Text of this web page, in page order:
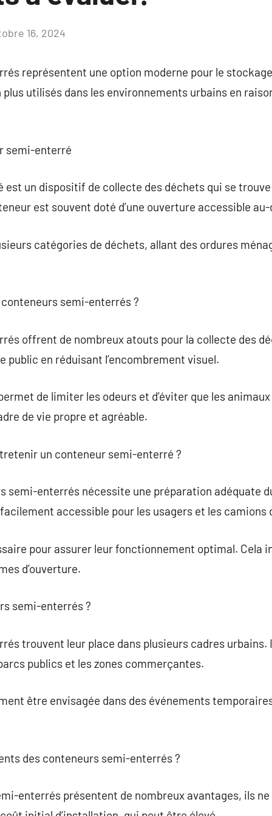
16, 2024
représentent une option moderne pour le
utilisés dans les environnements urbains en
semi-enterré
est un dispositif de collecte des déchets qui se
est souvent doté d’une ouverture accessible
catégories de déchets, allant des ordures
semi-enterrés ?
offrent de nombreux atouts pour la collecte des
public en réduisant l’encombrement visuel.
de limiter les odeurs et d’éviter que les
de vie propre et agréable.
un conteneur semi-enterré ?
semi-enterrés nécessite une préparation adéquate
accessible pour les usagers et les camions
pour assurer leur fonctionnement optimal. Cela
d’ouverture.
semi-enterrés ?
trouvent leur place dans plusieurs cadres urbains.
publics et les zones commerçantes.
être envisagée dans des événements
des conteneurs semi-enterrés ?
enterrés présentent de nombreux avantages, ils ne